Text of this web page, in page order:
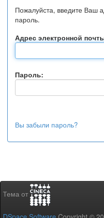
Пожалуйста, введите Ваш
пароль.
Адрес электронной
Пароль:
Вы забыли пароль?
Тема от